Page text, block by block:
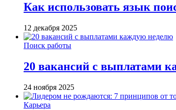
Как использовать язык
12 декабря 2025
Поиск работы
20 вакансий с выплатами
24 ноября 2025
Карьера